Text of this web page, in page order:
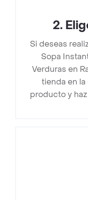
2.
Si deseas
Sopa
Verduras en
tienda en
producto y